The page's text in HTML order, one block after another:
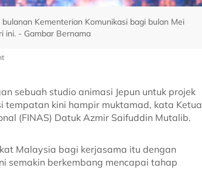
Kementerian Komunikasi bagi bulan Mei
ini. - Gambar Bernama
sebuah studio animasi Jepun untuk projek
kini hampir muktamad, kata Ketua
(FINAS) Datuk Azmir Saifuddin Mutalib.
Malaysia bagi kerjasama itu dengan
semakin berkembang mencapai tahap